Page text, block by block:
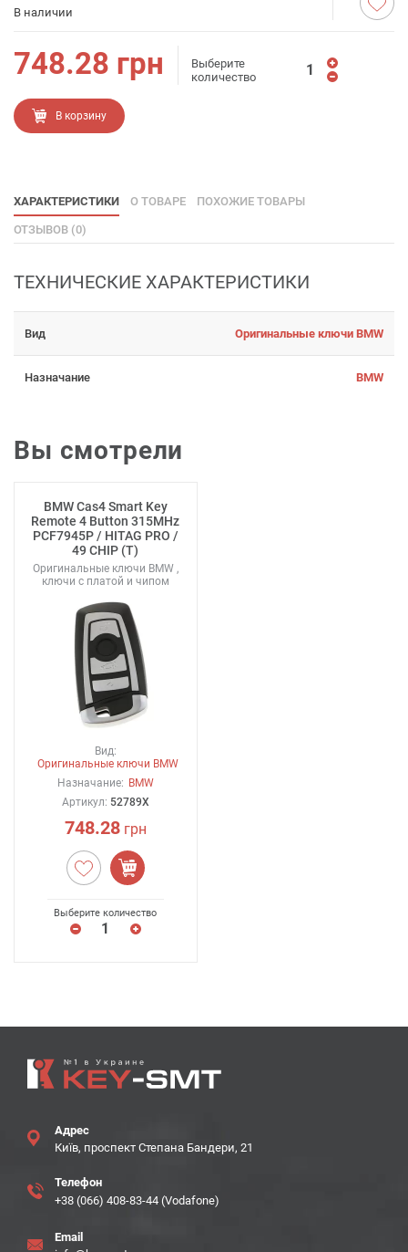
В наличии
748.28 грн
Выберите
количество
В корзину
ХАРАКТЕРИСТИКИ О ТОВАРЕ ПОХОЖИЕ ТОВАРЫ
ОТЗЫВОВ (0)
ТЕХНИЧЕСКИЕ ХАРАКТЕРИСТИКИ
Вид Оригинальные ключи BMW
Назначание BMW
Вы смотрели
BMW Cas4 Smart Key
Remote 4 Button 315MHz
PCF7945P / HITAG PRO /
49 CHIP (T)
Оригинальные ключи BMW ,
ключи с платой и чипом
Вид:
Оригинальные ключи BMW
Назначание: BMW
Артикул: 52789X
748.28грн
Выберите количество
Адрес
Київ, проспект Степана Бандери, 21
Телефон
+38 (066) 408-83-44 (Vodafone)
Email